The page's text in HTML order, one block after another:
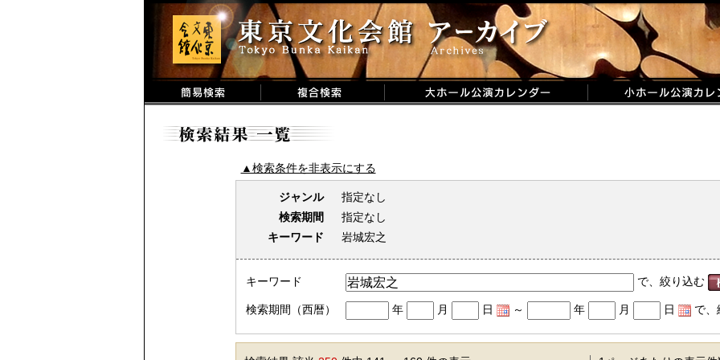
▲検索条件を非表示にする
ジャンル
指定なし
検索期間
指定なし
キーワード
岩城宏之
キーワード で、絞り込む
検索期間（西暦） 年 月 日 ～ 年 月 日 で